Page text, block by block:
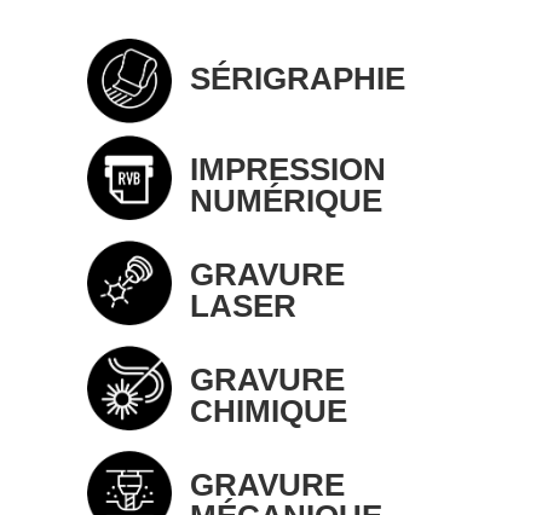
SÉRIGRAPHIE
IMPRESSION
NUMÉRIQUE
GRAVURE
LASER
GRAVURE
CHIMIQUE
GRAVURE